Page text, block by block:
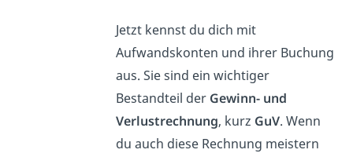
Jetzt kennst du dich mit
Aufwandskonten und ihrer Buchung
aus. Sie sind ein wichtiger
Bestandteil der Gewinn- und
Verlustrechnung, kurz GuV. Wenn
du auch diese Rechnung meistern